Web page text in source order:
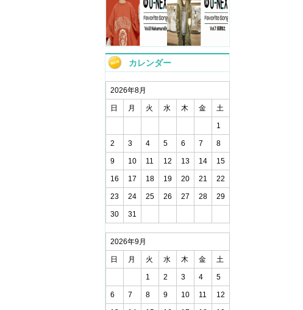
カレンダー
2026年8月
日 月 火 水 木 金 土
1
2 3 4 5 6 7 8
9 10 11 12 13 14 15
16 17 18 19 20 21 22
23 24 25 26 27 28 29
30 31
2026年9月
日 月 火 水 木 金 土
1 2 3 4 5
6 7 8 9 10 11 12